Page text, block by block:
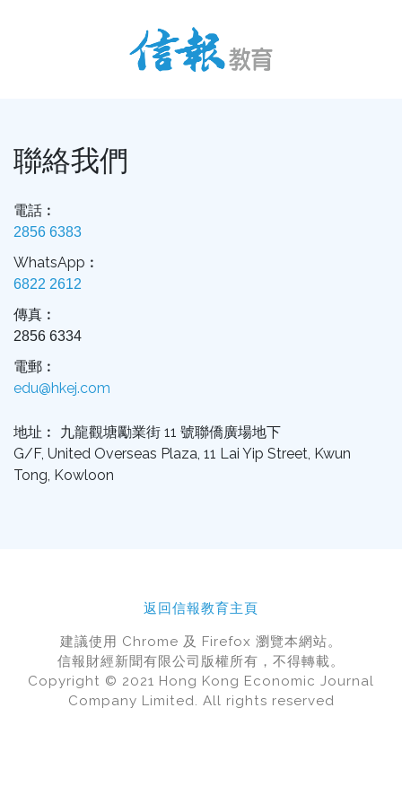
聯絡我們
電話︰
2856 6383
WhatsApp︰
6822 2612
傳真︰
2856 6334
電郵︰
edu@hkej.com
地址︰ 九龍觀塘勵業街 11 號聯僑廣場地下
G/F, United Overseas Plaza, 11 Lai Yip Street, Kwun
Tong, Kowloon
返回信報教育主頁
建議使用 Chrome 及 Firefox 瀏覽本網站。
信報財經新聞有限公司版權所有，不得轉載。
Copyright © 2021 Hong Kong Economic Journal
Company Limited. All rights reserved